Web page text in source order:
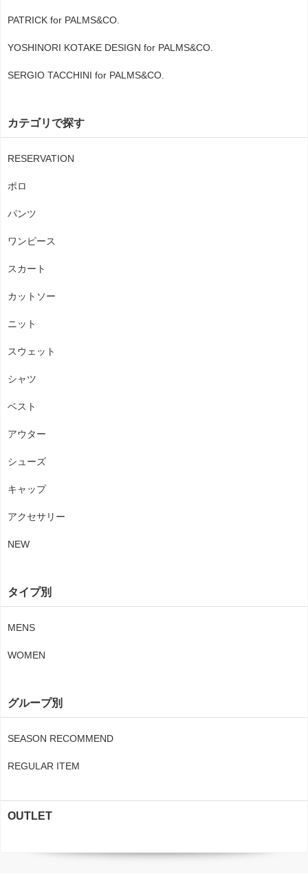
PATRICK for PALMS&CO.
YOSHINORI KOTAKE DESIGN for PALMS&CO.
SERGIO TACCHINI for PALMS&CO.
カテゴリで探す
RESERVATION
ポロ
パンツ
ワンピース
スカート
カットソー
ニット
スウェット
シャツ
ベスト
アウター
シューズ
キャップ
アクセサリー
NEW
タイプ別
MENS
WOMEN
グループ別
SEASON RECOMMEND
REGULAR ITEM
OUTLET